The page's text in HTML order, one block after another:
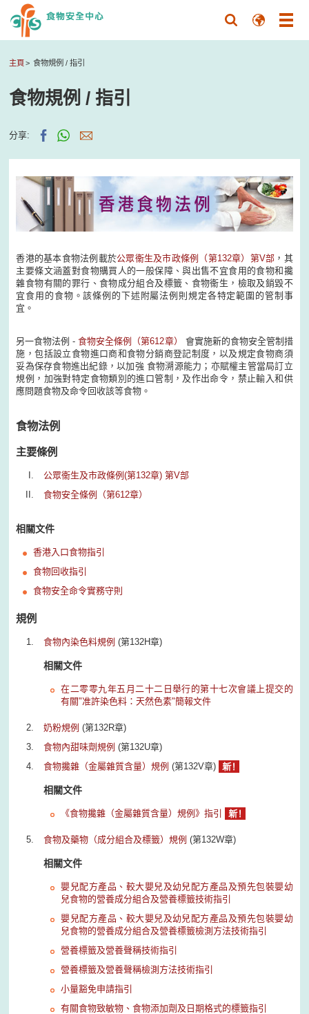
主頁 食物規例 / 指引
食物規例 / 指引
分享:
香港的基本食物法例載於公眾衞生及市政條例（第132章）第V部 ，其
主要條文涵蓋對食物購買人的一般保障、與出售不宜食用的食物和攙
雜食物有關的罪行、食物成分組合及標籤、食物衞生，檢取及銷毀不
宜食用的食物。該條例的下述附屬法例則規定各特定範圍的管制事
宜。
另一食物法例 -食物安全條例（第612章）
會實施新的食物安全管制措
施，包括設立食物進口商和食物分銷商登記制度，以及規定食物商須
妥為保存食物進出紀錄，以加強 食物溯源能力；亦賦權主管當局訂立
規例，加強對特定食物類別的進口管制，及作出命令，禁止輸入和供
應問題食物及命令回收該等食物。
食物法例
主要條例
公眾衞生及市政條例(第132章) 第V部
食物安全條例（第612章）
相關文件
香港入口食物指引
食物回收指引
食物安全命令實務守則
規例
食物內染色料規例 (第132H章)
相關文件
在二零零九年五月二十二日舉行的第十七次會議上提交的
有關"准許染色料：天然色素"簡報文件
奶粉規例 (第132R章)
食物內甜味劑規例(第132U章)
食物攙雜（金屬雜質含量）規例 (第132V章)
相關文件
《食物攙雜（金屬雜質含量）規例》指引
食物及藥物（成分組合及標籤）規例 (第132W章)
相關文件
嬰兒配方產品、較大嬰兒及幼兒配方產品及預先包裝嬰幼
兒食物的營養成分組合及營養標籤技術指引
嬰兒配方產品、較大嬰兒及幼兒配方產品及預先包裝嬰幼
兒食物的營養成分組合及營養標籤檢測方法技術指引
營養標籤及營養聲稱技術指引
營養標籤及營養聲稱檢測方法技術指引
小量豁免申請指引
有關食物致敏物、食物添加劑及日期格式的標籤指引